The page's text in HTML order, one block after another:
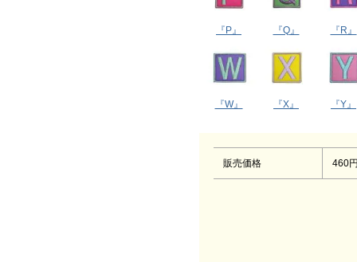
『P』 『Q』 『R』
『W』 『X』 『Y』
販売価格 460